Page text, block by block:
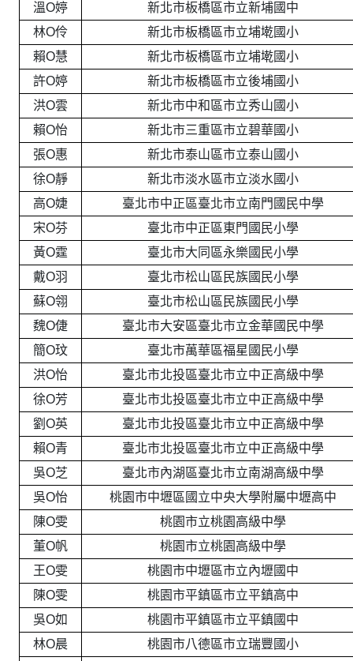
溫O婷
新北市板橋區市立新埔國中
林O伶
新北市板橋區市立埔墘國小
賴O慧
新北市板橋區市立埔墘國小
許O婷
新北市板橋區市立後埔國小
洪O雲
新北市中和區市立秀山國小
賴O怡
新北市三重區市立碧華國小
張O惠
新北市泰山區市立泰山國小
徐O靜
新北市淡水區市立淡水國小
高O婕
臺北市中正區臺北市立南門國民中學
宋O芬
臺北市中正區東門國民小學
黃O霆
臺北市大同區永樂國民小學
戴O羽
臺北市松山區民族國民小學
蘇O翎
臺北市松山區民族國民小學
魏O倢
臺北市大安區臺北市立金華國民中學
簡O玟
臺北市萬華區福星國民小學
洪O怡
臺北市北投區臺北市立中正高級中學
徐O芳
臺北市北投區臺北市立中正高級中學
劉O英
臺北市北投區臺北市立中正高級中學
賴O青
臺北市北投區臺北市立中正高級中學
吳O芝
臺北市內湖區臺北市立南湖高級中學
吳O怡
桃園市中壢區國立中央大學附屬中壢高中
陳O雯
桃園市立桃園高級中學
董O帆
桃園市立桃園高級中學
王O雯
桃園市中壢區市立內壢國中
陳O雯
桃園市平鎮區市立平鎮高中
吳O如
桃園市平鎮區市立平鎮國中
林O晨
桃園市八德區市立瑞豐國小